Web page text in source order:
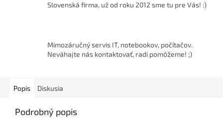
Slovenská firma, už od roku 2012 sme tu pre Vás! :)
Mimozáručný servis IT, notebookov, počítačov.
Neváhajte nás kontaktovať, radi pomôžeme! ;)
Popis Diskusia
Podrobný popis